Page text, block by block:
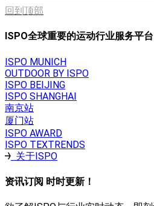
回到顶部
ISPO全球重要的运动行业服务平台
ISPO MUNICH
OUTDOOR BY ISPO
ISPO BEIJING
ISPO SHANGHAI
南京站
厦门站
ISPO AWARD
ISPO TEXTRENDS
关于ISPO
资讯订阅 时时更新！